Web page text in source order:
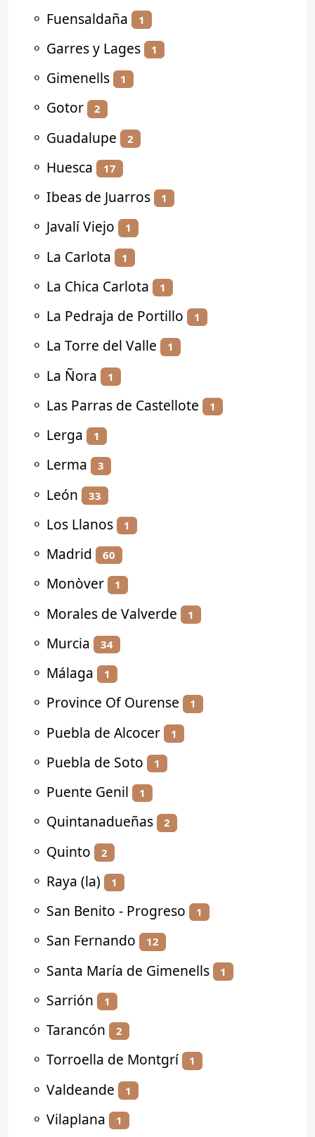
⚬ Fuensaldaña 1
⚬ Garres y Lages 1
⚬ Gimenells 1
⚬ Gotor 2
⚬ Guadalupe 2
⚬ Huesca 17
⚬ Ibeas de Juarros 1
⚬ Javalí Viejo 1
⚬ La Carlota 1
⚬ La Chica Carlota 1
⚬ La Pedraja de Portillo 1
⚬ La Torre del Valle 1
⚬ La Ñora 1
⚬ Las Parras de Castellote 1
⚬ Lerga 1
⚬ Lerma 3
⚬ León 33
⚬ Los Llanos 1
⚬ Madrid 60
⚬ Monòver 1
⚬ Morales de Valverde 1
⚬ Murcia 34
⚬ Málaga 1
⚬ Province Of Ourense 1
⚬ Puebla de Alcocer 1
⚬ Puebla de Soto 1
⚬ Puente Genil 1
⚬ Quintanadueñas 2
⚬ Quinto 2
⚬ Raya (la) 1
⚬ San Benito - Progreso 1
⚬ San Fernando 12
⚬ Santa María de Gimenells 1
⚬ Sarrión 1
⚬ Tarancón 2
⚬ Torroella de Montgrí 1
⚬ Valdeande 1
⚬ Vilaplana 1